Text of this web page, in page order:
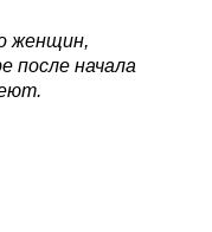
женщин,
после начала